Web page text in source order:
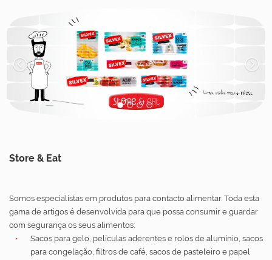
1 2 3 4
Store & Eat
Somos especialistas em produtos para contacto alimentar. Toda esta
gama de artigos é desenvolvida para que possa consumir e guardar
com segurança os seus alimentos:
Sacos para gelo, películas aderentes e rolos de alumínio, sacos
para congelação, filtros de café, sacos de pasteleiro e papel